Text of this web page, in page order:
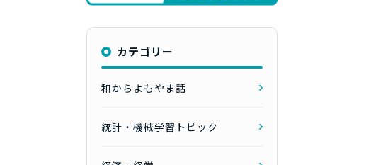
カテゴリー
和からよもやま話
統計・機械学習トピック